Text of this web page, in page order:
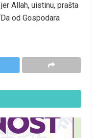
Allah, uistinu, prašta
od Gospodara